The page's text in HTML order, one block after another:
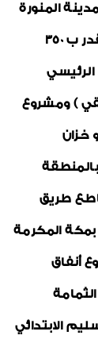
المنورة
و الرياض ومكة المكرمة ) بقيمة إجمالية تقدر ب 350
) ومشروع
خزان
(خط مياه ) وأنفاق المشاة (2& 3) بالمنطقة
طريق
بمكة المكرمة
أنفاق
الابتدائي